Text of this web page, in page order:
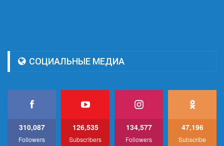
СОЦИАЛЬНЫЕ МЕДИА
310,087
Followers
126,535
Subscribers
134,577
Followers
47,196
Subscribe